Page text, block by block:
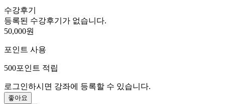
수강후기
등록된 수강후기가 없습니다.
50,000원
포인트 사용
500포인트 적립
로그인하시면 강좌에 등록할 수 있습니다.
좋아요